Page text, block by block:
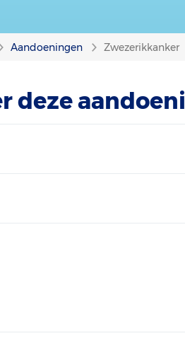
Aandoeningen Zwezerikkanker
deze